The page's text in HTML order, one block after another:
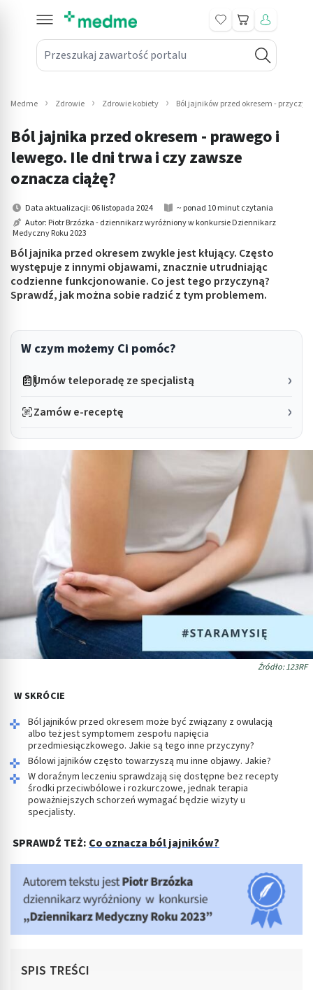
Przeszukaj zawartość portalu
Koszyk
submenu: Leki na receptę
submenu: Mama i dziecko
submenu: Kosmetyki
submenu: Higiena
submenu: Sprzęt medyczny
submenu: Intymne
Medme Zdrowie Zdrowie kobiety Ból jajników przed okresem -
Ból jajnika przed okresem - prawego i
lewego. Ile dni trwa i czy zawsze
oznacza ciążę?
Data aktualizacji: 06 listopada 2024
~ ponad 10 minut czytania
Autor: Piotr Brzózka - dziennikarz wyróżniony w konkursie Dziennikarz
Medyczny Roku 2023
Ból jajnika przed okresem zwykle jest kłujący. Często
występuje z innymi objawami, znacznie utrudniając
codzienne funkcjonowanie. Co jest tego przyczyną?
Sprawdź, jak można sobie radzić z tym problemem.
W czym możemy Ci pomóc?
Umów teleporadę ze specjalistą
Zamów e-receptę
Źródło: 123RF
W SKRÓCIE
Ból jajników przed okresem może być związany z owulacją
albo też jest symptomem zespołu napięcia
przedmiesiączkowego. Jakie są tego inne przyczyny?
Bólowi jajników często towarzyszą mu inne objawy. Jakie?
W doraźnym leczeniu sprawdzają się dostępne bez recepty
środki przeciwbólowe i rozkurczowe, jednak terapia
poważniejszych schorzeń wymagać będzie wizyty u
specjalisty.
SPRAWDŹ TEŻ: Co oznacza ból jajników?
SPIS TREŚCI